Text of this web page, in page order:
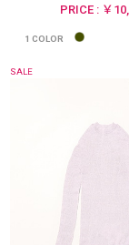
PRICE : ￥
1 COLOR
SALE